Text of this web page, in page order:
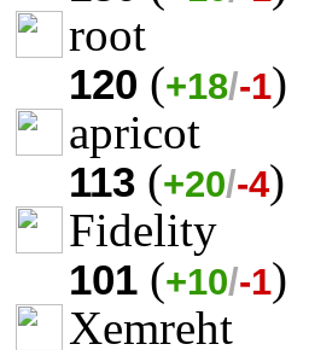
root
120 (+18/-1)
apricot
113 (+20/-4)
Fidelity
101 (+10/-1)
Xemreht